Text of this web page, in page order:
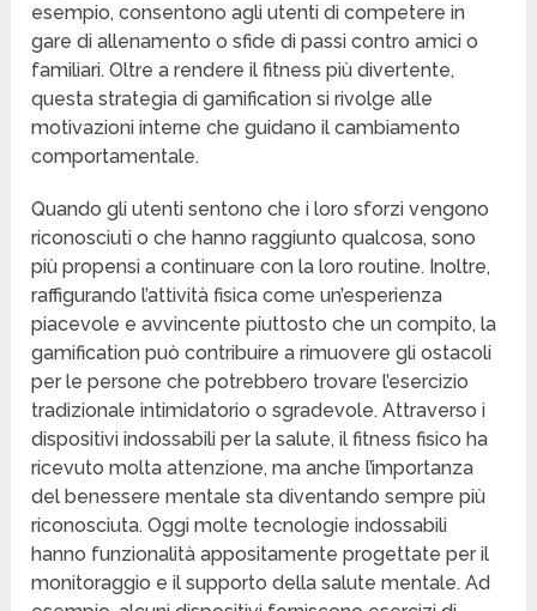
esempio, consentono agli utenti di competere in
gare di allenamento o sfide di passi contro amici o
familiari. Oltre a rendere il fitness più divertente,
questa strategia di gamification si rivolge alle
motivazioni interne che guidano il cambiamento
comportamentale.
Quando gli utenti sentono che i loro sforzi vengono
riconosciuti o che hanno raggiunto qualcosa, sono
più propensi a continuare con la loro routine. Inoltre,
raffigurando l’attività fisica come un’esperienza
piacevole e avvincente piuttosto che un compito, la
gamification può contribuire a rimuovere gli ostacoli
per le persone che potrebbero trovare l’esercizio
tradizionale intimidatorio o sgradevole. Attraverso i
dispositivi indossabili per la salute, il fitness fisico ha
ricevuto molta attenzione, ma anche l’importanza
del benessere mentale sta diventando sempre più
riconosciuta. Oggi molte tecnologie indossabili
hanno funzionalità appositamente progettate per il
monitoraggio e il supporto della salute mentale. Ad